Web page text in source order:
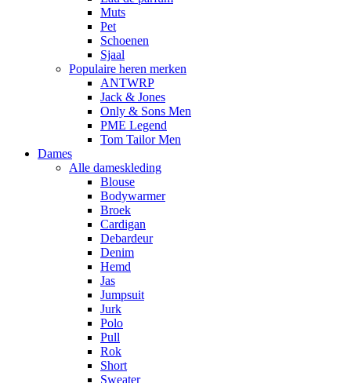
Muts
Pet
Schoenen
Sjaal
Populaire heren merken
ANTWRP
Jack & Jones
Only & Sons Men
PME Legend
Tom Tailor Men
Dames
Alle dameskleding
Blouse
Bodywarmer
Broek
Cardigan
Debardeur
Denim
Hemd
Jas
Jumpsuit
Jurk
Polo
Pull
Rok
Short
Sweater